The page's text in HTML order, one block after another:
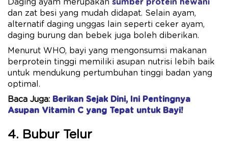
Daging ayam merupakan sumber protein hewani
dan zat besi yang mudah didapat. Selain ayam,
alternatif daging unggas lain seperti ceker ayam,
daging burung dan bebek juga boleh diberikan.
Menurut WHO, bayi yang mengonsumsi makanan
berprotein tinggi memiliki asupan nutrisi lebih baik
untuk mendukung pertumbuhan tinggi badan yang
optimal.
Baca Juga: Berikan Sejak Dini, Ini Pentingnya
Asupan Vitamin C yang Tepat untuk Bayi!
4. Bubur Telur